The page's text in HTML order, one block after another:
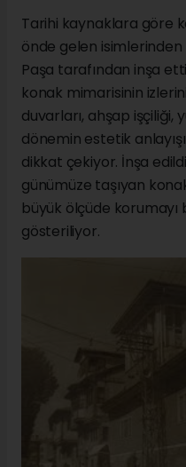
Tarihi kaynaklara göre
önde gelen
Paşa tarafından inşa
konak mimarisinin
duvarları, ahşap işçiliği,
dönemin estetik
dikkat çekiyor. İnşa
günümüze taşıyan
büyük ölçüde korumayı
gösteriliyor.